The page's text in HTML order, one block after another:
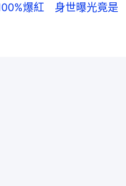
爆紅 身世曝光竟是